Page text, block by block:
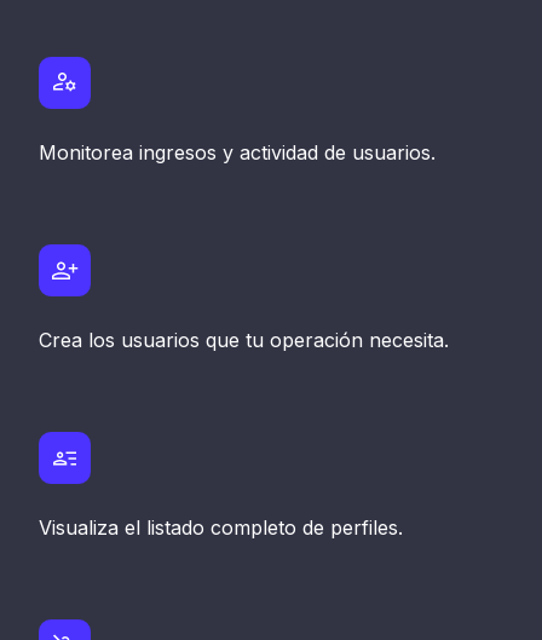
Monitorea ingresos y actividad de usuarios.
Crea los usuarios que tu operación necesita.
Visualiza el listado completo de perfiles.